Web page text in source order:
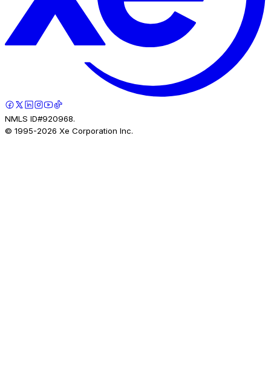
NMLS ID#920968.
© 1995-2026 Xe Corporation Inc.